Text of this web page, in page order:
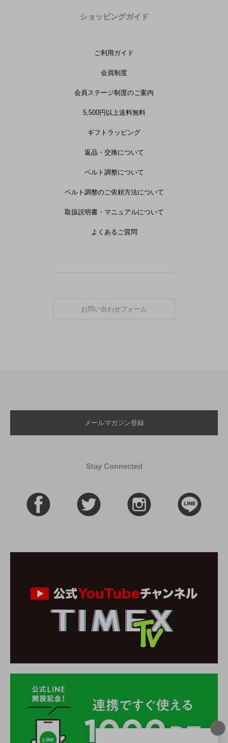
ショッピングガイド
ご利用ガイド
会員制度
会員ステージ制度のご案内
5,500円以上送料無料
ギフトラッピング
返品・交換について
ベルト調整について
ベルト調整のご依頼方法について
取扱説明書・マニュアルについて
よくあるご質問
お問い合わせフォーム
メールマガジン登録
Stay Connected